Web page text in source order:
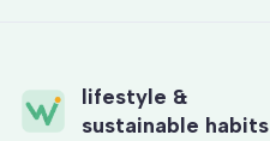
lifestyle &
sustainable habits